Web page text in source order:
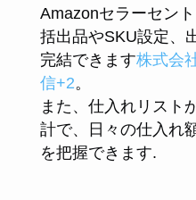
Amazonセラーセン
括出品やSKU設定、
完結できます株式会
信+2。
また、仕入れリスト
計で、日々の仕入れ
を把握できます.